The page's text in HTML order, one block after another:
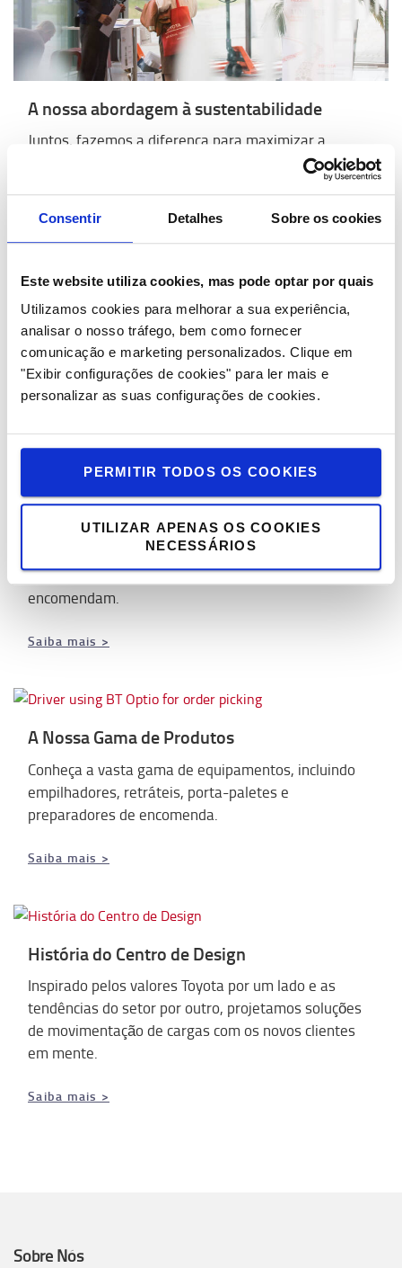
Consentir Detalhes Sobre os cookies
Este website utiliza cookies, mas pode optar por quais
Utilizamos cookies para melhorar a sua experiência,
analisar o nosso tráfego, bem como fornecer
comunicação e marketing personalizados. Clique em
"Exibir configurações de cookies" para ler mais e
personalizar as suas configurações de cookies.
PERMITIR TODOS OS COOKIES
UTILIZAR APENAS OS COOKIES
NECESSÁRIOS
A nossa abordagem à sustentabilidade
Juntos, fazemos a diferença para maximizar a
segurança, minimizar o impacto ambiental e otimizar
Saiba mais >
Sistema de Produção Toyota
Aplicamos a produção lean às nossas linhas de
produção, de acordo com um "pull system", o que
significa que apenas produzimos o que nos
encomendam.
Saiba mais >
A Nossa Gama de Produtos
Conheça a vasta gama de equipamentos, incluindo
empilhadores, retráteis, porta-paletes e
preparadores de encomenda.
Saiba mais >
História do Centro de Design
Inspirado pelos valores Toyota por um lado e as
tendências do setor por outro, projetamos soluções
de movimentação de cargas com os novos clientes
em mente.
Saiba mais >
Sobre Nós